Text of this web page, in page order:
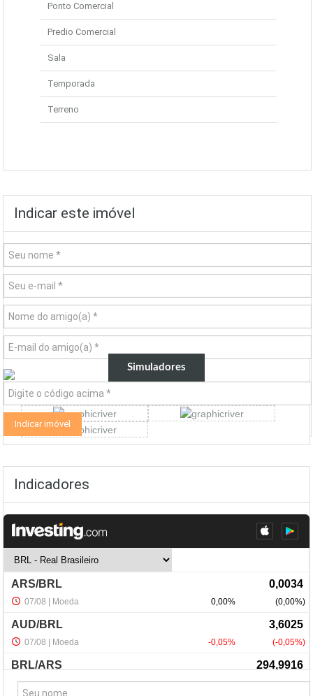
Ponto Comercial
Predio Comercial
Sala
Temporada
Terreno
Indicar este imóvel
Simuladores
Indicadores
NewsLetter